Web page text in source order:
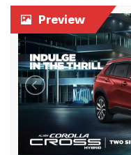
Preview